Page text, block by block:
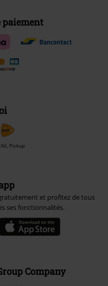
paiement
Pickup
et profitez de tous
ses fonctionnalités.
Company